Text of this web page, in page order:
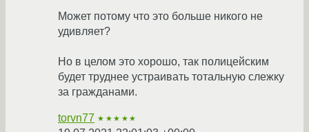
Может потому что это больше никого не
удивляет?
Но в целом это хорошо, так полицейским
будет труднее устраивать тотальную слежку
за гражданами.
torvn77 ★★★★★